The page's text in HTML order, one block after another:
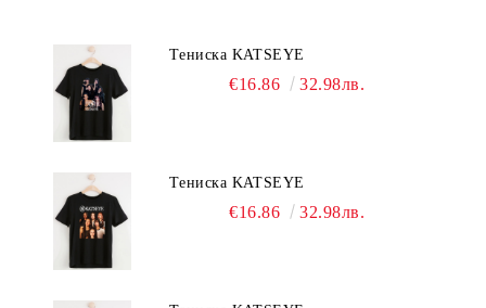
Тениска KATSEYE
€16.86 32.98лв.
Тениска KATSEYE
€16.86 32.98лв.